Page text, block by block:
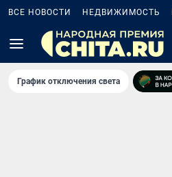
ВСЕ НОВОСТИ НЕДВИЖИМОСТЬ
График отключения света